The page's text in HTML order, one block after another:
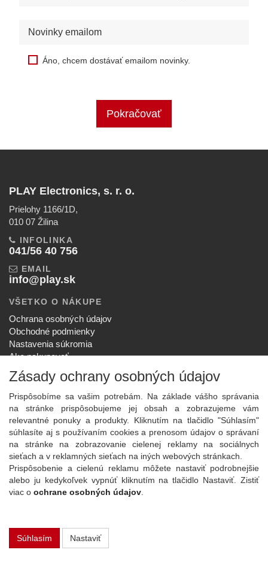
Novinky emailom
Áno, chcem dostávať emailom novinky.
Pokračovať
PLAY Electronics, s. r. o.
Prielohy 1166/1D,
010 07 Žilina
INFOLINKA
041/56 40 756
EMAIL
info@play.sk
VŠETKO O NÁKUPE
Ochrana osobných údajov
Obchodné podmienky
Nastavenia súkromia
Ako nakupovať
Reklamačný poriadok
SPOLOČNOSŤ
O nás
Kontakt
Služby
Aktuality
NOVINKY NA EMAIL
Prihlásiť
Viac informácií o tejto službe
Copyright
Zásady ochrany osobných údajov
Prispôsobíme sa vašim potrebám. Na základe vášho správania
na stránke prispôsobujeme jej obsah a zobrazujeme vám
relevantné ponuky a produkty. Kliknutím na tlačidlo "Súhlasím"
súhlasíte aj s používaním cookies a prenosom údajov o správaní
na stránke na zobrazovanie cielenej reklamy na sociálnych
sieťach a v reklamných sieťach na iných webových stránkach.
Prispôsobenie a cielenú reklamu môžete nastaviť podrobnejšie
alebo ju kedykoľvek vypnúť kliknutím na tlačidlo Nastaviť. Zistiť
viac o ochrane osobných údajov
Súhlasím Nastaviť